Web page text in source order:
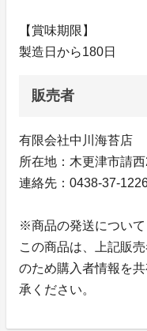
【賞味期限】
製造日から180日
販売者
有限会社中川海苔店
所在地：木更津市請
連絡先：0438-37-
※商品の発送について
この商品は、上記販
のため購入者情報を
承ください。